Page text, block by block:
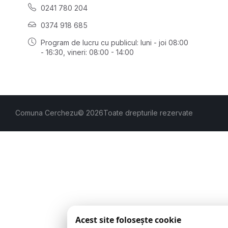
0241 780 204
0374 918 685
Program de lucru cu publicul: luni - joi 08:00
- 16:30 , vineri: 08:00 - 14:00
Comuna Cerchezu© 2026Toate drepturile rezervate
Acest site folosește cookie